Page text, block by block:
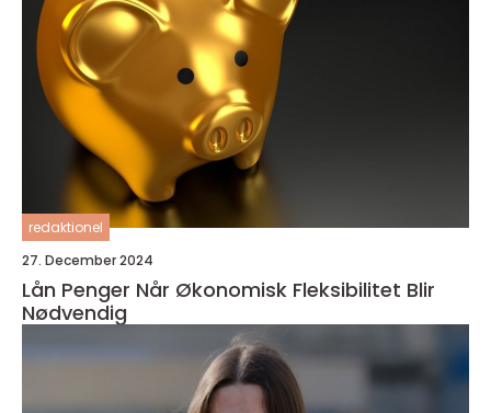
redaktionel
27. December 2024
Lån Penger Når Økonomisk Fleksibilitet Blir
Nødvendig